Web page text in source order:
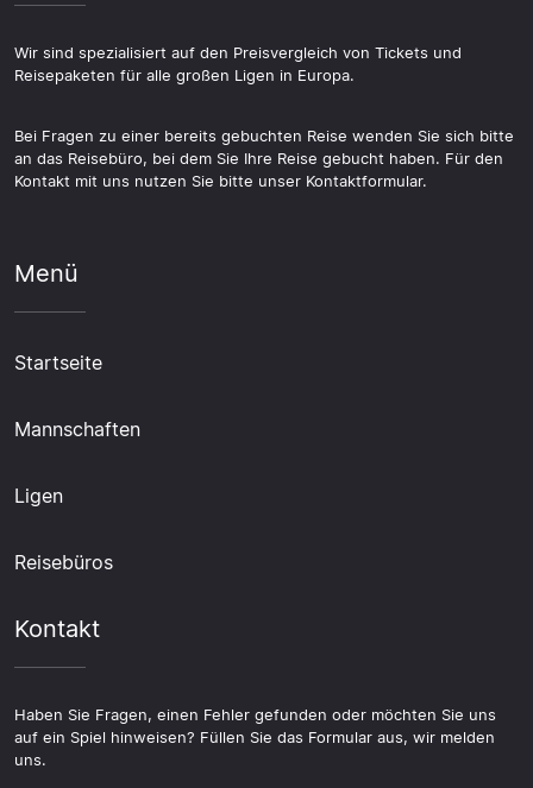
Wir sind spezialisiert auf den Preisvergleich von Tickets und
Reisepaketen für alle großen Ligen in Europa.
Bei Fragen zu einer bereits gebuchten Reise wenden Sie sich bitte
an das Reisebüro, bei dem Sie Ihre Reise gebucht haben. Für den
Kontakt mit uns nutzen Sie bitte unser Kontaktformular.
Menü
Startseite
Mannschaften
Ligen
Reisebüros
Kontakt
Haben Sie Fragen, einen Fehler gefunden oder möchten Sie uns
auf ein Spiel hinweisen? Füllen Sie das Formular aus, wir melden
uns.